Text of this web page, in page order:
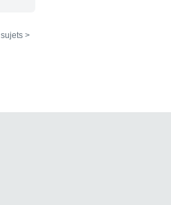
< Liste des sujets